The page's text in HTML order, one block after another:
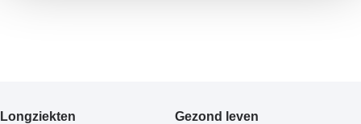
Primair
Longziekten Gezond leven